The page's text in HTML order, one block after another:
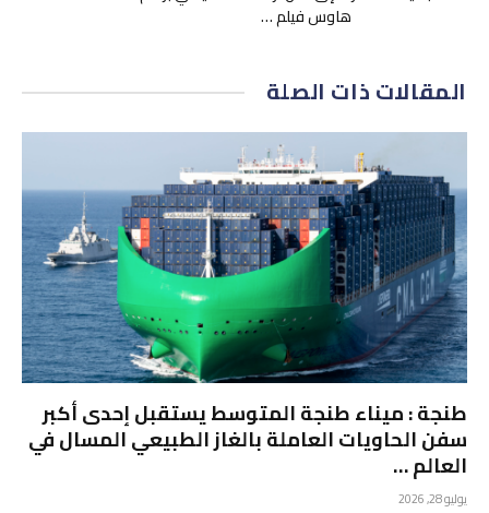
هاوس فيلم …
المقالاتذات الصلة
طنجة : ميناء طنجة المتوسط يستقبل إحدى أكبر
سفن الحاويات العاملة بالغاز الطبيعي المسال في
العالم …
يوليو 28, 2026